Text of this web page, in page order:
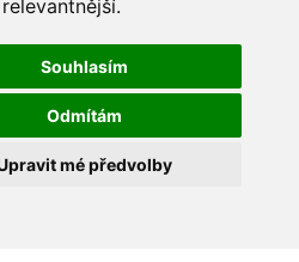
.
Souhlasím
Odmítám
mé předvolby